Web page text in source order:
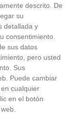
descrito. De
su
detallada y
consentimiento.
sus datos
pero usted
Sus
Puede cambiar
cualquier
en el botón
sin esfuerzo?